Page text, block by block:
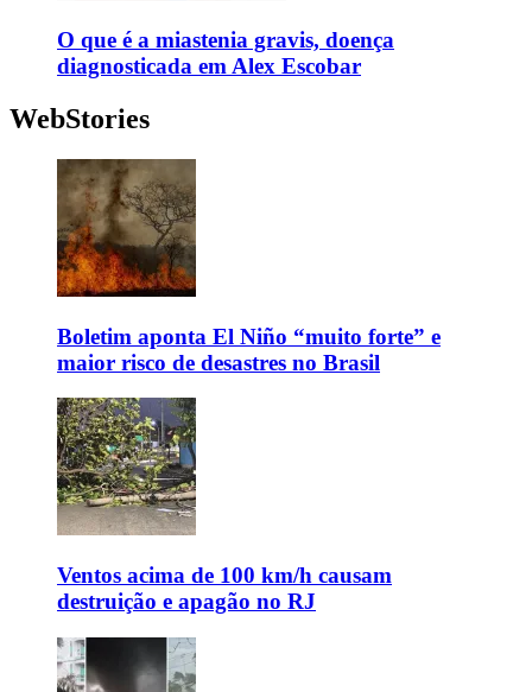
O que é a miastenia gravis, doença
diagnosticada em Alex Escobar
WebStories
Boletim aponta El Niño “muito forte” e
maior risco de desastres no Brasil
Ventos acima de 100 km/h causam
destruição e apagão no RJ